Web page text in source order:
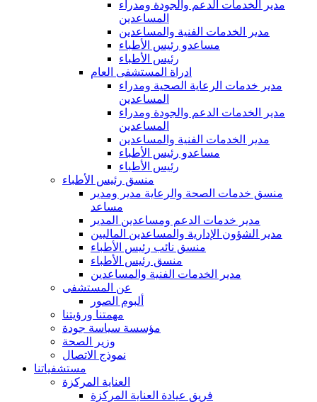
مدير الخدمات الدعم والجودة ومدراء
المساعدين
مدير الخدمات الفنية والمساعدين
مساعدو رئيس الأطباء
رئيس الأطباء
ادراة المستشفى العام
مدير خدمات الرعاية الصحية ومدراء
المساعدين
مدير الخدمات الدعم والجودة ومدراء
المساعدين
مدير الخدمات الفنية والمساعدين
مساعدو رئيس الأطباء
رئيس الأطباء
منسق رئيس الأطباء
منسق خدمات الصحة والرعاية مدير ومدير
مساعد
مدير خدمات الدعم ومساعدين المدير
مدير الشؤون الإدارية والمساعدين الماليين
منسق نائب رئيس الأطباء
منسق رئيس الأطباء
مدير الخدمات الفنية والمساعدين
عن المستشفى
ألبوم الصور
مهمتنا ورؤيتنا
مؤسسة سياسة جودة
وزير الصحة
نموذج الاتصال
مستشفياتنا
العناية المركزة
فريق عيادة العناية المركزة